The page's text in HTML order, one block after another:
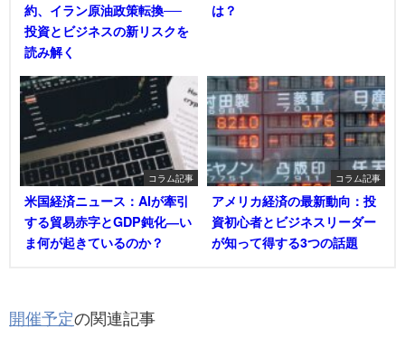
約、イラン原油政策転換──
投資とビジネスの新リスクを
読み解く
は？
コラム記事
米国経済ニュース：AIが牽引
する貿易赤字とGDP鈍化―い
ま何が起きているのか？
コラム記事
アメリカ経済の最新動向：投
資初心者とビジネスリーダー
が知って得する3つの話題
開催予定の関連記事